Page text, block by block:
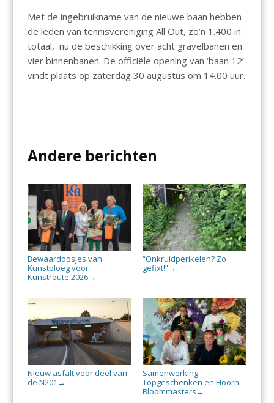
Met de ingebruikname van de nieuwe baan hebben
de leden van tennisvereniging All Out, zo’n 1.400 in
totaal, nu de beschikking over acht gravelbanen en
vier binnenbanen. De officiële opening van ‘baan 12’
vindt plaats op zaterdag 30 augustus om 14.00 uur.
Andere berichten
Bewaardoosjes van
Kunstploeg voor
Kunstroute 2026→
“Onkruidperikelen? Zo
gefixt!”→
Nieuw asfalt voor deel van
de N201 →
Samenwerking
Topgeschenken en Hoorn
Bloommasters →